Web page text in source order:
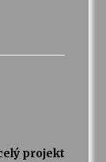
projekt